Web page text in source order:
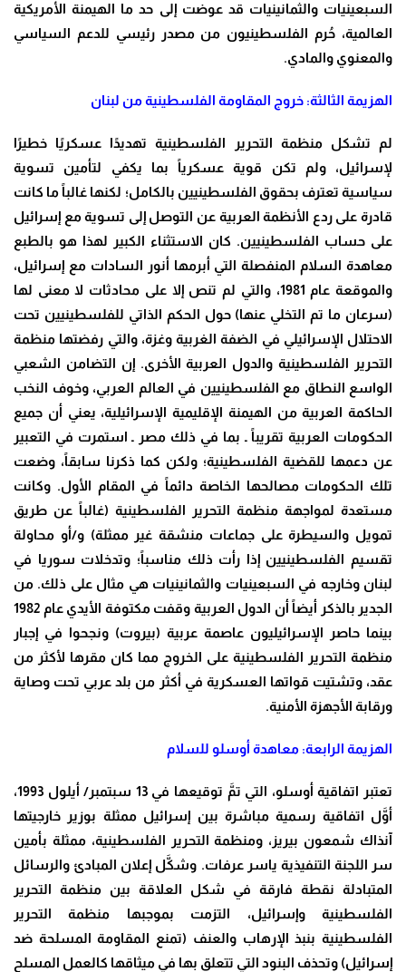
السبعينيات والثمانينيات قد عوضت إلى حد ما الهيمنة الأمريكية
العالمية، حُرم الفلسطينيون من مصدر رئيسي للدعم السياسي
والمعنوي والمادي.
الهزيمة الثالثة: خروج المقاومة الفلسطينية من لبنان
لم تشكل منظمة التحرير الفلسطينية تهديدًا عسكريًا خطيرًا
لإسرائيل، ولم تكن قوية عسكرياً بما يكفي لتأمين تسوية
سياسية تعترف بحقوق الفلسطينيين بالكامل؛ لكنها غالباً ما كانت
قادرة على ردع الأنظمة العربية عن التوصل إلى تسوية مع إسرائيل
على حساب الفلسطينيين. كان الاستثناء الكبير لهذا هو بالطبع
معاهدة السلام المنفصلة التي أبرمها أنور السادات مع إسرائيل،
والموقعة عام 1981، والتي لم تنص إلا على محادثات لا معنى لها
(سرعان ما تم التخلي عنها) حول الحكم الذاتي للفلسطينيين تحت
الاحتلال الإسرائيلي في الضفة الغربية وغزة، والتي رفضتها منظمة
التحرير الفلسطينية والدول العربية الأخرى. إن التضامن الشعبي
الواسع النطاق مع الفلسطينيين في العالم العربي، وخوف النخب
الحاكمة العربية من الهيمنة الإقليمية الإسرائيلية، يعني أن جميع
الحكومات العربية تقريباً ـ بما في ذلك مصر ـ استمرت في التعبير
عن دعمها للقضية الفلسطينية؛ ولكن كما ذكرنا سابقاً، وضعت
تلك الحكومات مصالحها الخاصة دائماً في المقام الأول. وكانت
مستعدة لمواجهة منظمة التحرير الفلسطينية (غالباً عن طريق
تمويل والسيطرة على جماعات منشقة غير ممثلة) و/أو محاولة
تقسيم الفلسطينيين إذا رأت ذلك مناسباً؛ وتدخلات سوريا في
لبنان وخارجه في السبعينيات والثمانينيات هي مثال على ذلك. من
الجدير بالذكر أيضاً أن الدول العربية وقفت مكتوفة الأيدي عام 1982
بينما حاصر الإسرائيليون عاصمة عربية (بيروت) ونجحوا في إجبار
منظمة التحرير الفلسطينية على الخروج مما كان مقرها لأكثر من
عقد، وتشتيت قواتها العسكرية في أكثر من بلد عربي تحت وصاية
ورقابة الأجهزة الأمنية.
الهزيمة الرابعة: معاهدة أوسلو للسلام
تعتبر اتفاقية أوسلو، التي تمَّ توقيعها في 13 سبتمبر/ أيلول 1993،
أوَّل اتفاقية رسمية مباشرة بين إسرائيل ممثلة بوزير خارجيتها
آنذاك شمعون بيريز، ومنظمة التحرير الفلسطينية، ممثلة بأمين
سر اللجنة التنفيذية ياسر عرفات. وشكَّل إعلان المبادئ والرسائل
المتبادلة نقطة فارقة في شكل العلاقة بين منظمة التحرير
الفلسطينية وإسرائيل، التزمت بموجبها منظمة التحرير
الفلسطينية بنبذ الإرهاب والعنف (تمنع المقاومة المسلحة ضد
إسرائيل) وتحذف البنود التي تتعلق بها في ميثاقها كالعمل المسلح